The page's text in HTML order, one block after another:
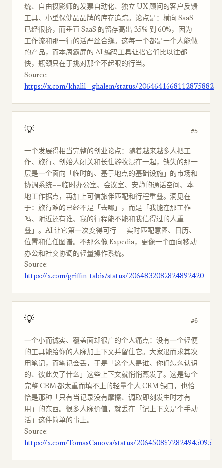
统、自由摄影师的发票自动化、独立 UX 顾问的客户反馈
工具、小型保健品品牌的库存追踪。论点是：横向 SaaS
已经很挤，而垂直 SaaS 的留存高出 35% 到 60%，因为
工作流和那一行的活严丝合缝。这每一个都是一个人能做
的产品，而本周霸屏的 AI 编码工具让搭它们比以往都
快，瓶颈只在于挑对那个不起眼的行当。
Source:
https://x.com/khalil__ghalem/status/2064641668112875882
💡 #5
一个发展得相当完整的创业论点：随着越来越多人把工
作、旅行、创始人闭关和长住游牧混在一起，缺失的那一
层是一个面向「临时的、基于地点的基础设施」的市场和
协调系统——临时办公室、会议室、安静的通话空间、本
地工作据点，再加上可信旅伴匹配和行程重叠。洞见在
于：旅行难的已经不是「去哪」，而是「我能在那工作
吗、附近还有谁、我的行程能不能和我信得过的人重
叠」。AI 让它第一次变得可行——实时匹配意图、日历、
位置和信任图谱。不那么像 Expedia，更像一个面向移动
办公和社交协调的轻量操作系统。
Source:
https://x.com/griffin_tabis/status/2064832082824892420
💡 #6
一个小而诚实、覆盖面却很广的个人痛点：没有一个轻便
的工具能给你的人脉加上下文并留住它。大家退而求其次
用笔记，而笔记会丢，于是「这个人是谁、你们怎么认识
的、彼此欠了什么」这些上下文就悄悄蒸发了。这是每个
完整 CRM 都太重而填不上的轻量个人 CRM 缺口，也恰
恰是那种「只有当记录没有摩擦、调取即刻发生时才有
用」的东西。很多人脉价值，就丢在「记上下文是个手动
活」这件简单的事上。
Source:
https://x.com/TomasCanova/status/2064508972824945095